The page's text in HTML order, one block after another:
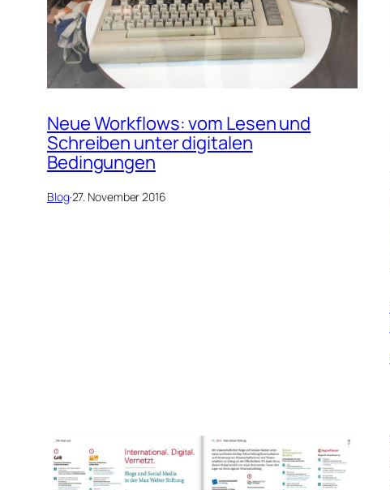
Neue Workflows: vom Lesen und
Schreiben unter digitalen
Bedingungen
Blog·27. November 2016